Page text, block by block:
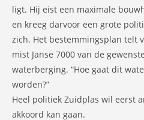
ligt. Hij eist een maximale
en kreeg darvoor een grote
zich. Het bestemmingsplan telt
mist Janse 7000 van de
waterberging. “Hoe gaat dit
worden?”
Heel politiek Zuidplas wil eerst
akkoord kan gaan.